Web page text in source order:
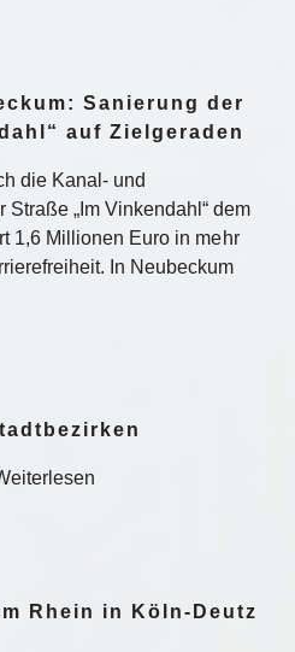
Sanierung der
auf Zielgeraden
die Kanal- und
„Im Vinkendahl“ dem
1,6 Millionen Euro in mehr
In Neubeckum
Rhein in Köln-Deutz